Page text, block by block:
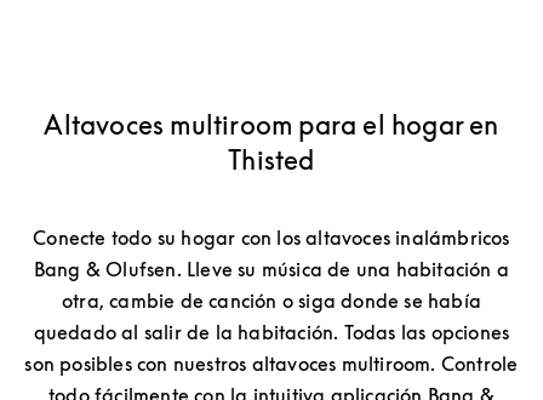
Altavoces multiroom para el hogar en
Thisted
Conecte todo su hogar con los altavoces inalámbricos
Bang & Olufsen. Lleve su música de una habitación a
otra, cambie de canción o siga donde se había
quedado al salir de la habitación. Todas las opciones
son posibles con nuestros altavoces multiroom. Controle
todo fácilmente con la intuitiva aplicación Bang &